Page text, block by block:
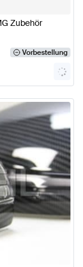
Zubehör
Vorbestellung